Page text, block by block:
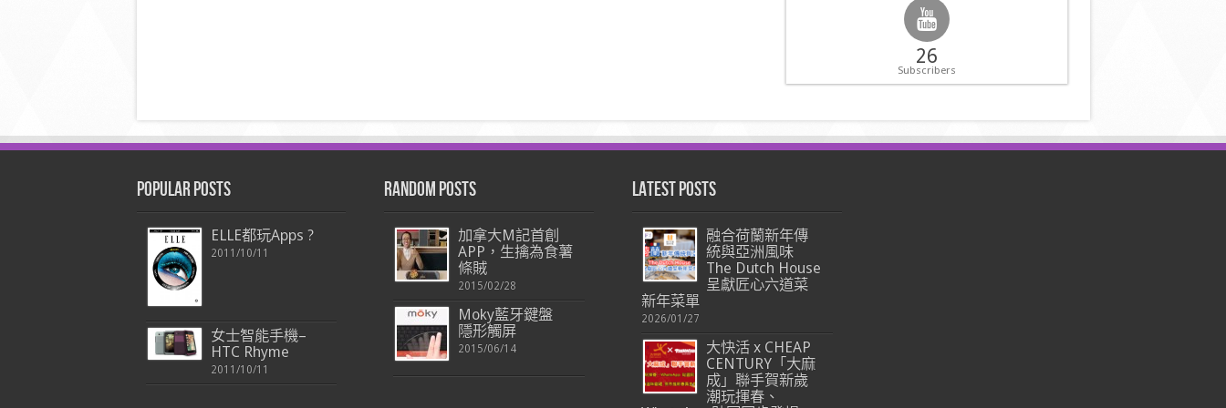
26
Subscribers
Popular Posts
ELLE都玩Apps ?
2011/10/11
女士智能手機–
HTC Rhyme
2011/10/11
Random Posts
加拿大M記首創
APP，生擒為食薯
條賊
2015/02/28
Moky藍牙鍵盤
隱形觸屏
2015/06/14
Latest Posts
融合荷蘭新年傳
統與亞洲風味
The Dutch House
呈獻匠心六道菜
新年菜單
2026/01/27
大快活 x CHEAP
CENTURY「大麻
成」聯手賀新歲
潮玩揮春、